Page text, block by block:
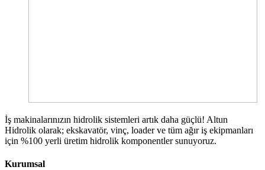
İş makinalarınızın hidrolik sistemleri artık daha güçlü! Altun
Hidrolik olarak; ekskavatör, vinç, loader ve tüm ağır iş ekipmanları
için %100 yerli üretim hidrolik komponentler sunuyoruz.
Kurumsal